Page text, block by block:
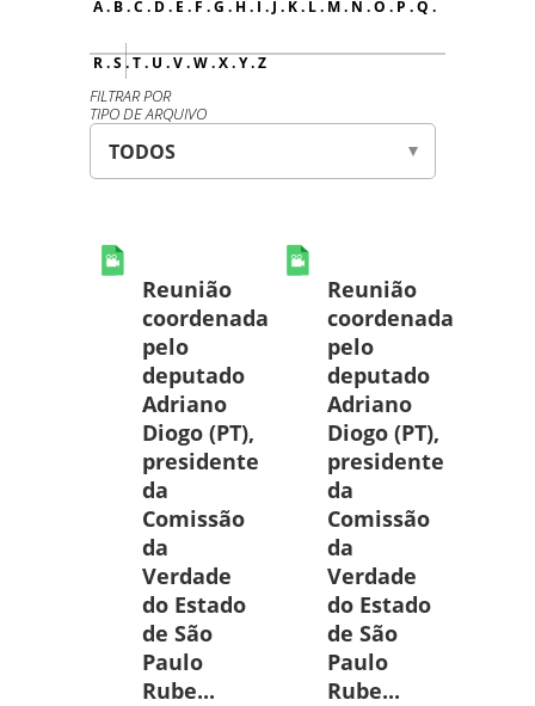
A. B.C . D. E . F .G . H. I . J . K. L. M. N .O . P .Q .
R.S .T. U .V.W.X.Y.Z
FILTRAR POR
TIPO DE ARQUIVO
Reunião
coordenada
pelo
deputado
Adriano
Diogo (PT),
presidente
da
Comissão
da
Verdade
do Estado
de São
Paulo
Rube...
Reunião
coordenada
pelo
deputado
Adriano
Diogo (PT),
presidente
da
Comissão
da
Verdade
do Estado
de São
Paulo
Rube...